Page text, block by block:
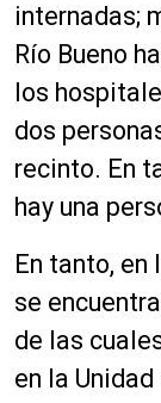
internadas;
Río Bueno
los
dos
recinto. En
hay una
En tanto,
se
de las
en la